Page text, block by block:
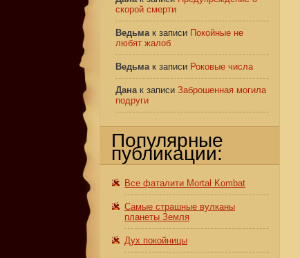
скорой смерти
Ведьмак записи Покойные не
любят жалоб
Ведьмак записи Роковые числа
Данак записи Заброшенная могила
подруги
Популярные
публикации:
Все фаталити Mortal Kombat
Самые страшные вулканы
планеты Земля
Дух покойницы